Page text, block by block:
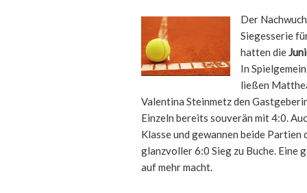
Der
Siegesserie
hatten die
In
ließen
Valentina Steinmetz den
Einzeln bereits souverän mit 4:0.
Klasse und gewannen beide Partien
glanzvoller 6:0 Sieg zu Buche. Eine
auf mehr macht.